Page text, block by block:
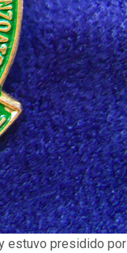
estuvo presidido por